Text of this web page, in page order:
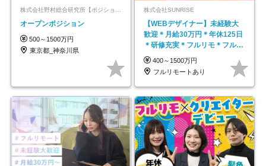
オープンポジション
500～1500万円
東京都_神奈川県
株式会社SUNRISE
【WEBデザイナー】未経験大
歓迎＊月給30万円＊年休125日
＊研修充実＊フルリモ＊フルフ
レックス＊
400～1500万円
フルリモートあり